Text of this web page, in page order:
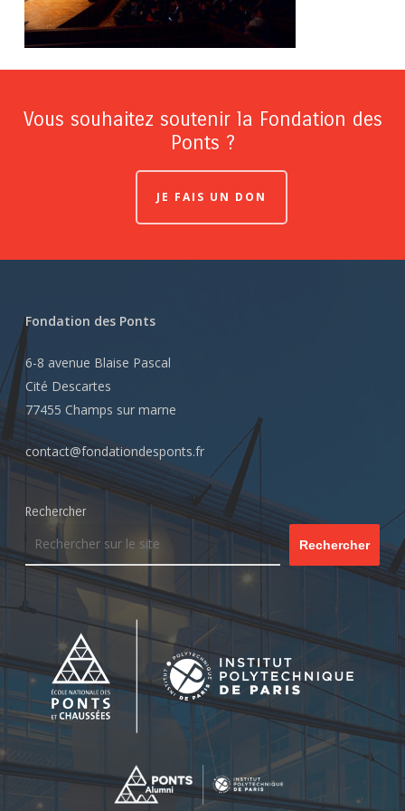
Vous souhaitez soutenir la Fondation des
Ponts ?
JE FAIS UN DON
Fondation des Ponts
6-8 avenue Blaise Pascal
Cité Descartes
77455 Champs sur marne
contact@fondationdesponts.fr
Rechercher
Rechercher